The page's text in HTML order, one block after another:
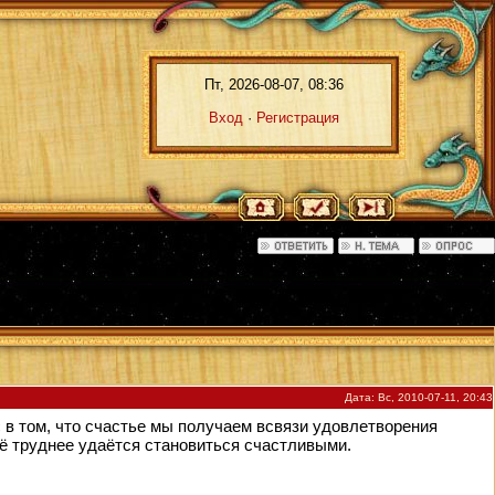
Пт, 2026-08-07, 08:36
Вход · Регистрация
Дата: Вс, 2010-07-11, 20:43
том, что счастье мы получаем всвязи удовлетворения
труднее удаётся становиться счастливыми.